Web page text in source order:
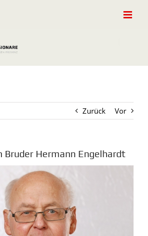
Zurück Vor
Bruder Hermann Engelhardt